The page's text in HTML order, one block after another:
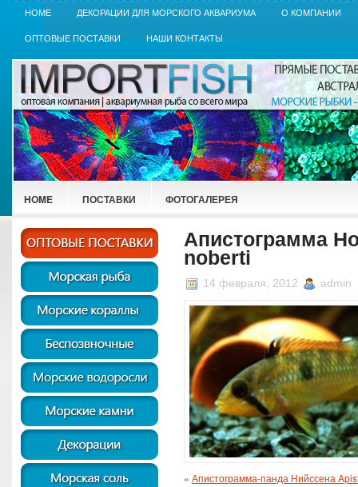
HOME ДЕКОРАЦИИ ДЛЯ МОРСКОГО АКВАРИУМА О КОМПАНИИ
ОПТОВЫЕ ПОСТАВКИ НАШИ КОНТАКТЫ
HOME ПОСТАВКИ ФОТОГАЛЕРЕЯ
Апистограмма
noberti
14 февраля, 2012 admin
« Апистограмма-панда Нийссена